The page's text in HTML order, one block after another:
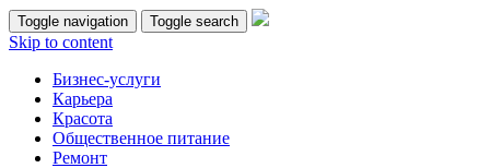
Toggle navigation Toggle search
Skip to content
Бизнес-услуги
Карьера
Красота
Общественное питание
Ремонт